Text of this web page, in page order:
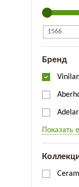
Бренд
Adelar
Показать